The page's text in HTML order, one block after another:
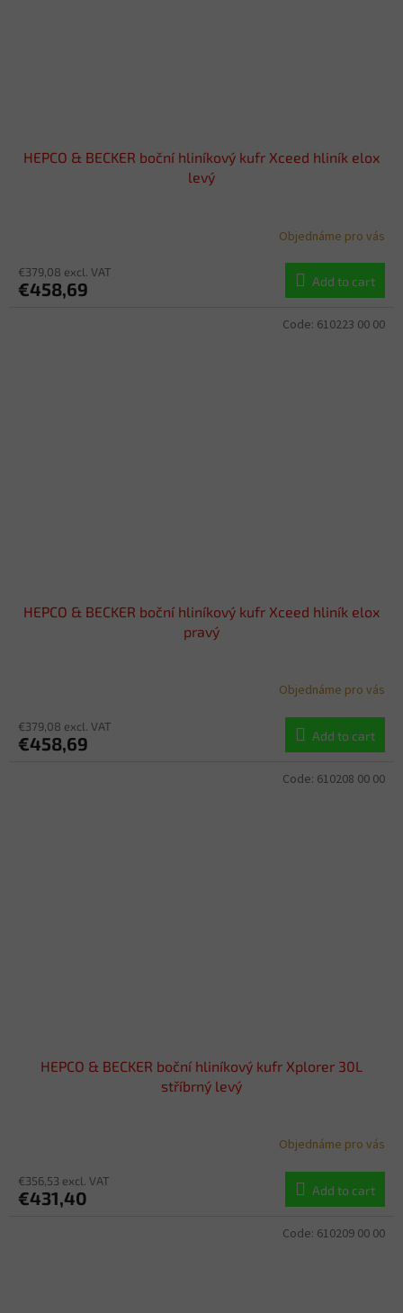
HEPCO & BECKER boční hliníkový kufr Xceed hliník elox
levý
Objednáme pro vás
€379,08 excl. VAT
€458,69 Add to cart
HEPCO & BECKER boční hliníkový kufr Xceed hliník elox
pravý
Objednáme pro vás
€379,08 excl. VAT
€458,69 Add to cart
Code: 610223 00 00
HEPCO & BECKER boční hliníkový kufr Xplorer 30L
stříbrný levý
Objednáme pro vás
€356,53 excl. VAT
€431,40 Add to cart
Code: 610208 00 00
Code: 610209 00 00